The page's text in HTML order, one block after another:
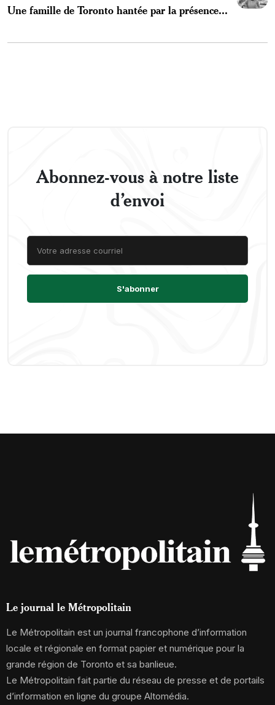
Une famille de Toronto hantée par la présence...
Abonnez-vous à notre liste
d’envoi
Le journal le Métropolitain
Le Métropolitain est un journal francophone d’information
locale et régionale en format papier et numérique pour la
grande région de Toronto et sa banlieue.
Le Métropolitain fait partie du réseau de presse et de portails
d’information en ligne du groupe Altomédia.